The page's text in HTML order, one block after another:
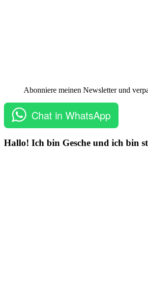
Abonniere meinen Newsletter und
Chat in WhatsApp
Hallo! Ich bin Gesche und ich bin